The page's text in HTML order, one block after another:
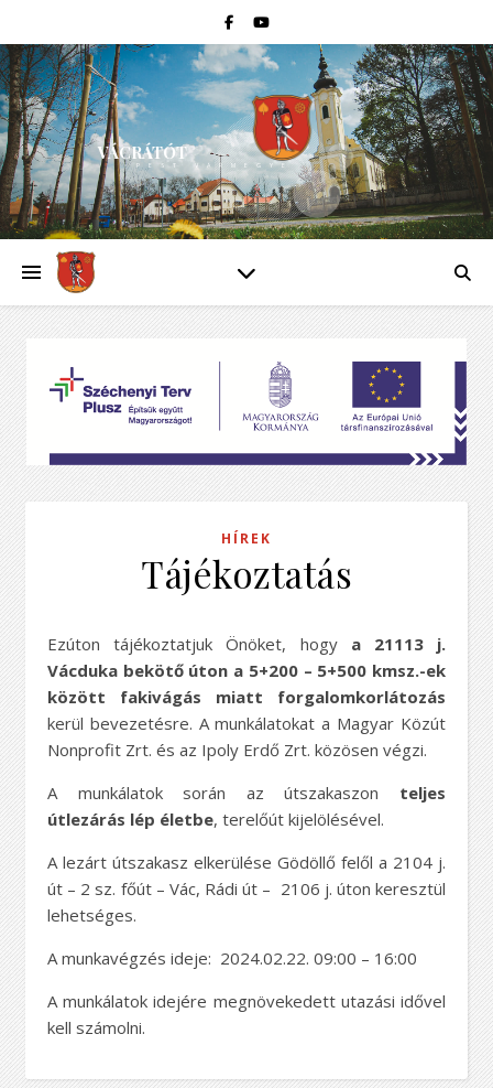
VÁCRÁTÓT
PEST VÁRMEGYE
HÍREK
Tájékoztatás
Ezúton tájékoztatjuk Önöket, hogy a 21113 j.
Vácduka bekötő úton a 5+200 – 5+500 kmsz.-ek
között fakivágás miatt
forgalomkorlátozás
kerül bevezetésre. A munkálatokat a Magyar Közút
Nonprofit Zrt. és az Ipoly Erdő Zrt. közösen végzi.
A munkálatok során az útszakaszon teljes
útlezárás lép életbe, terelőút kijelölésével.
A lezárt útszakasz elkerülése Gödöllő felől a 2104 j.
út – 2 sz. főút – Vác, Rádi út – 2106 j. úton keresztül
lehetséges.
A munkavégzés ideje: 2024.02.22. 09:00 – 16:00
A munkálatok idejére megnövekedett utazási idővel
kell számolni.